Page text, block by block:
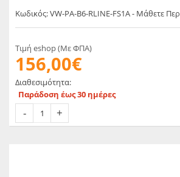
Κωδικός: VW-PA-B6-RLINE-FS1A - Μάθετε
Τιμή eshop (Με ΦΠΑ)
156,00€
Διαθεσιμότητα:
Παράδοση έως 30 ημέρες